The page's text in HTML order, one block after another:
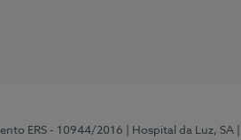
ERS - 10944/2016 | Hospital da Luz, SA